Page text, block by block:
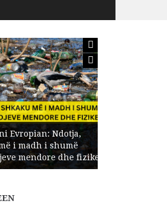
Ndotja,
i shumë
dhe fizike